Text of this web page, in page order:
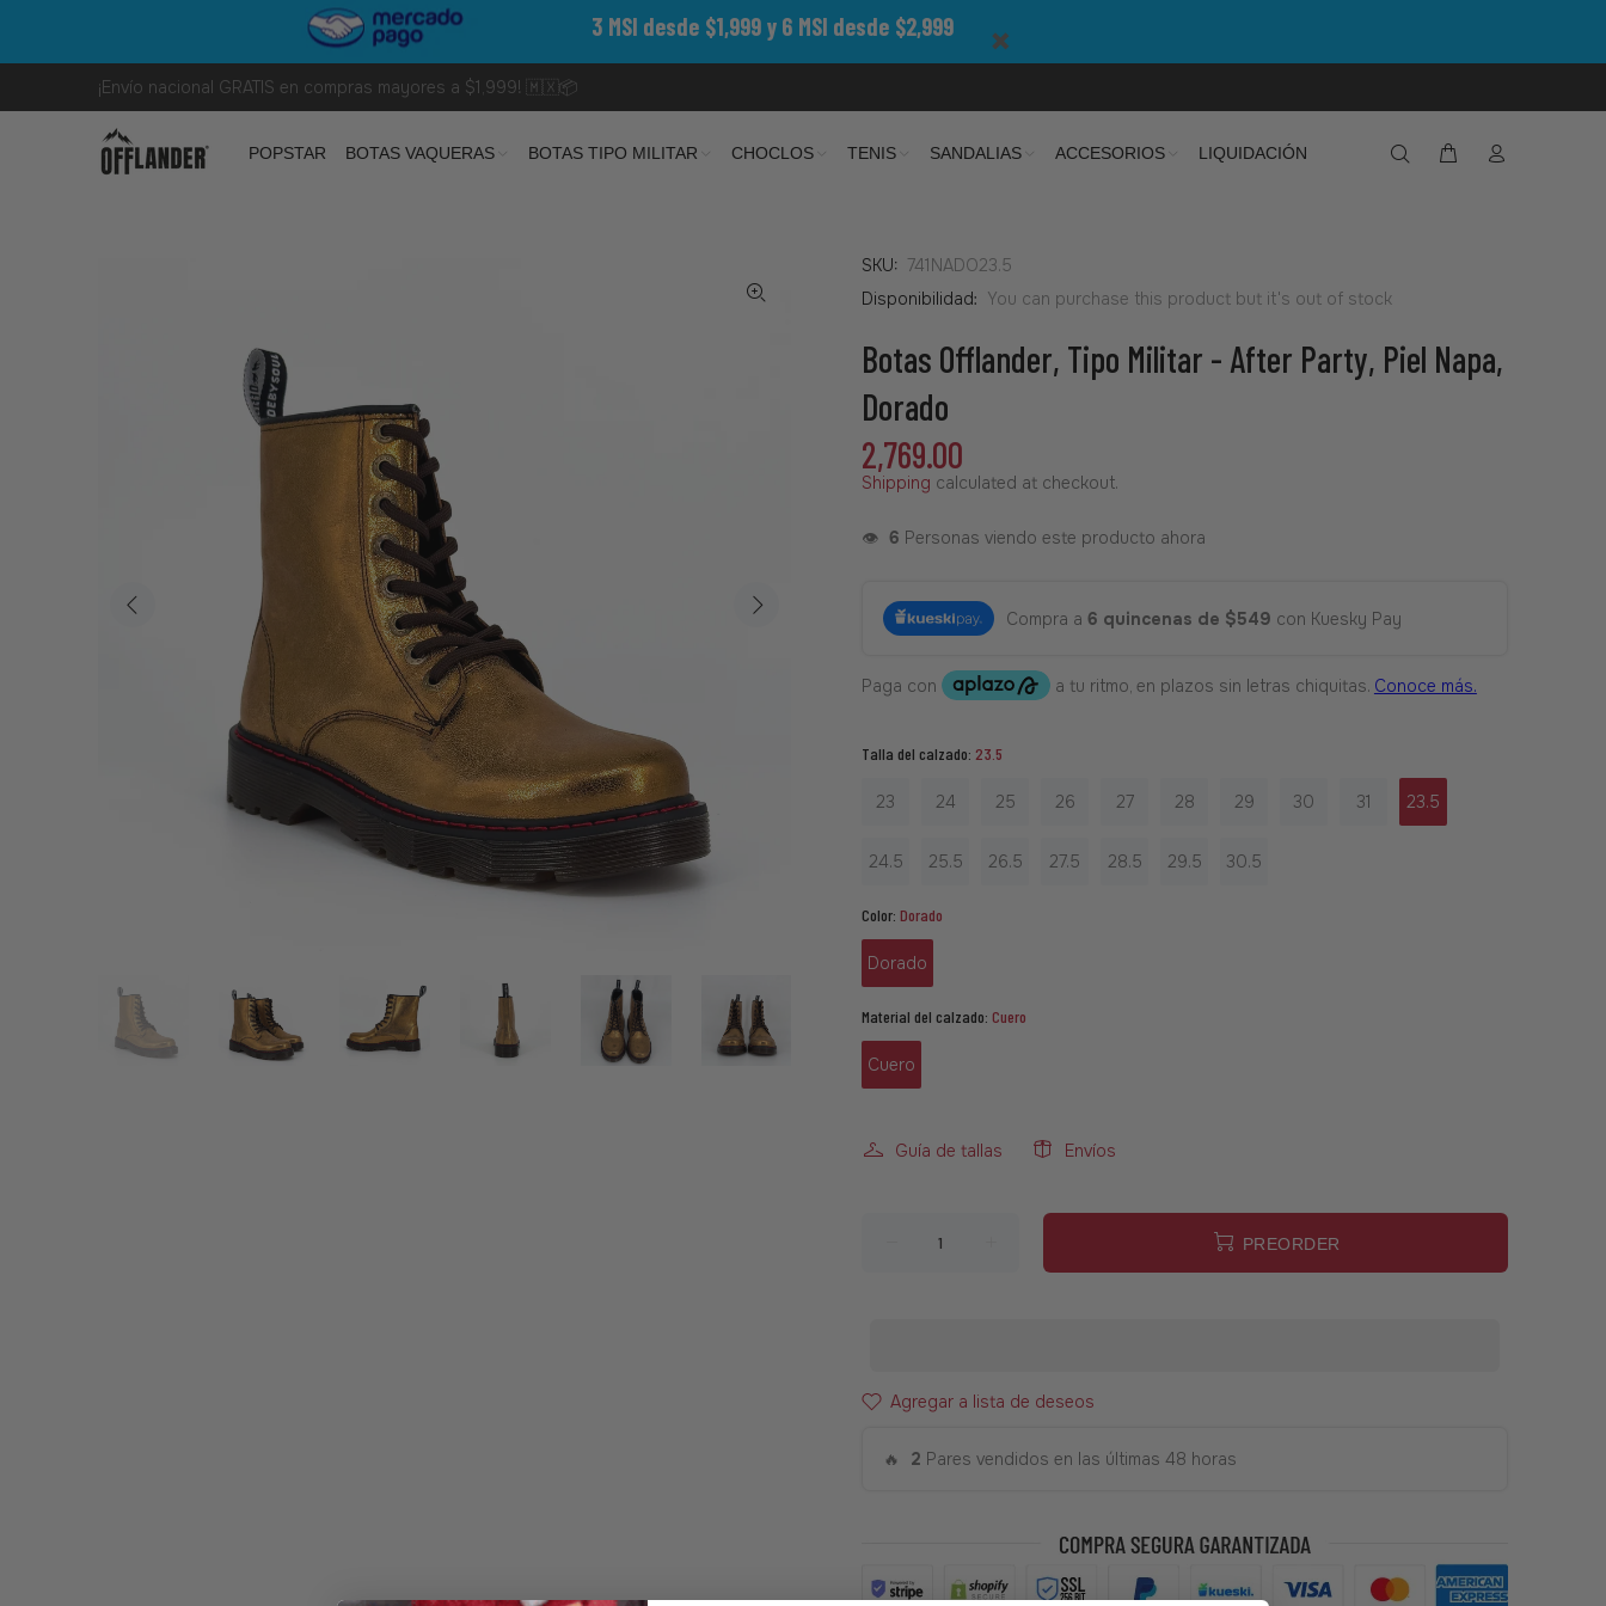
3 MSI desde $1,999 y 6 MSI desde $2,999
¡Envío nacional GRATIS en compras mayores a $1,999! 🇲🇽📦
POPSTAR BOTAS VAQUERAS BOTAS TIPO MILITAR CHOCLOS TENIS SANDALIAS ACCESORIOS LIQUIDACIÓN
SKU: 741NADO23.5
Disponibilidad: You can purchase this product but it's out of stock
Botas Offlander, Tipo Militar - After Party, Piel Napa,
Dorado
2,769.00
Shipping calculated at checkout.
👁️ 6 Personas viendo este producto ahora
Compra a 6 quincenas de $549 con Kuesky Pay
Talla del calzado: 23.5
23 24 25 26 27 28 29 30 31 23.5
24.5 25.5 26.5 27.5 28.5 29.5 30.5
Color: Dorado
Dorado
Material del calzado: Cuero
Cuero
Guía de tallas Envíos
PREORDER
Agregar a lista de deseos
🔥 2 Pares vendidos en las últimas 48 horas